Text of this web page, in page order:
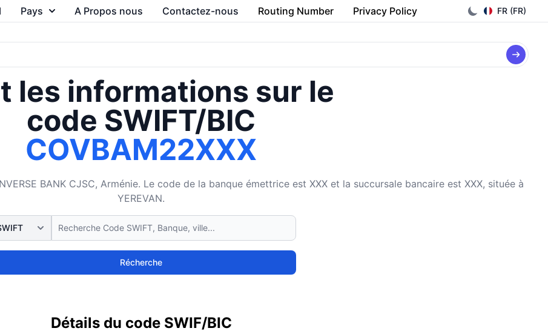
FR (FR)
Pays A Propos nous Contactez-nous Routing Number Privacy Policy
les informations sur le
code SWIFT/BIC
COVBAM22XXX
BANK CJSC, Arménie. Le code de la banque émettrice est XXX et la succursale bancaire est XXX, située à
YEREVAN.
Récherche
Détails du code SWIF/BIC